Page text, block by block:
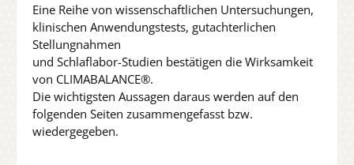
Eine Reihe von wissenschaftlichen Untersuchungen,
klinischen Anwendungstests, gutachterlichen
Stellungnahmen
und Schlaflabor-Studien bestätigen die Wirksamkeit
von CLIMABALANCE®.
Die wichtigsten Aussagen daraus werden auf den
folgenden Seiten zusammengefasst bzw.
wiedergegeben.